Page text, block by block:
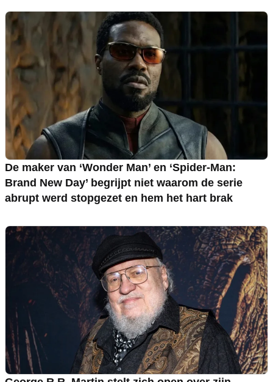
De maker van ‘Wonder Man’ en ‘Spider-Man:
Brand New Day’ begrijpt niet waarom de serie
abrupt werd stopgezet en hem het hart brak